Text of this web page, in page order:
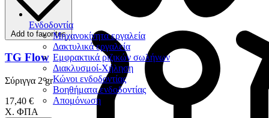
Ενδοδοντία
Μηχανοκίνητα εργαλεία
Δακτυλικά εργαλεία
Εμφρακτικά ριζικών σωλήνων
Διακλυσμοί-Χήληση
Κώνοι ενδοδοντίας
Βοηθήματα ενδοδοντίας
Απομόνωση
Add to favorites
TG Flow
Σύριγγα 2 gr
17,40 €
Χ. ΦΠΑ